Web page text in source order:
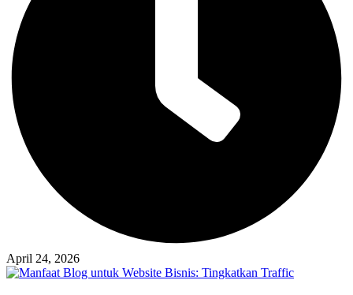
April 24, 2026